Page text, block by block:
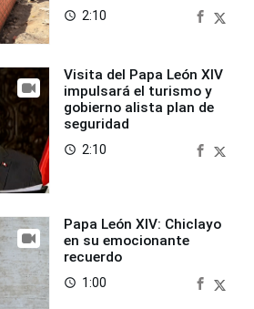
access_time 2:10
Visita del Papa León XIV
impulsará el turismo y
gobierno alista plan de
seguridad
access_time 2:10
Papa León XIV: Chiclayo
en su emocionante
recuerdo
access_time 1:00